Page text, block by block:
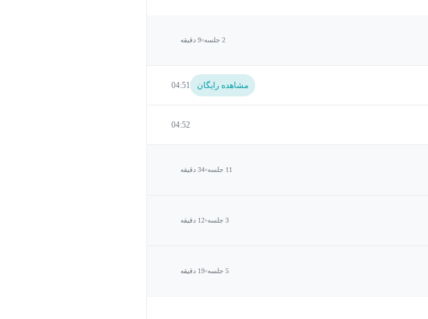
2 جلسه 9 دقیقه
مشاهده رایگان 04:51
04:52
11 جلسه 34 دقیقه
3 جلسه 12 دقیقه
5 جلسه 19 دقیقه